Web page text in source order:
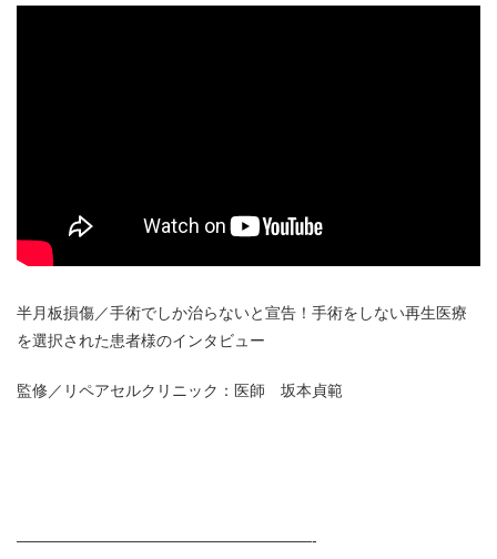
半月板損傷／手術でしか治らないと宣告！手術をしない再生医療
を選択された患者様のインタビュー
監修／リペアセルクリニック：医師 坂本貞範
———————————————————-